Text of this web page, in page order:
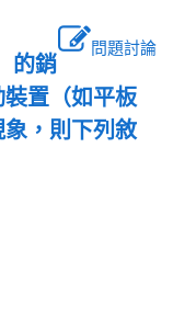
問題討論
的銷
置（如平板
，則下列敘